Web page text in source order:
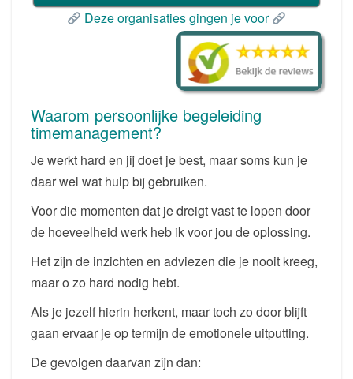
Deze organisaties gingen je voor
Waarom persoonlijke begeleiding
timemanagement?
Je werkt hard en jij doet je best, maar soms kun je
daar wel wat hulp bij gebruiken.
Voor die momenten dat je dreigt vast te lopen door
de hoeveelheid werk heb ik voor jou de oplossing.
Het zijn de inzichten en adviezen die je nooit kreeg,
maar o zo hard nodig hebt.
Als je jezelf hierin herkent, maar toch zo door blijft
gaan ervaar je op termijn de emotionele uitputting.
De gevolgen daarvan zijn dan: